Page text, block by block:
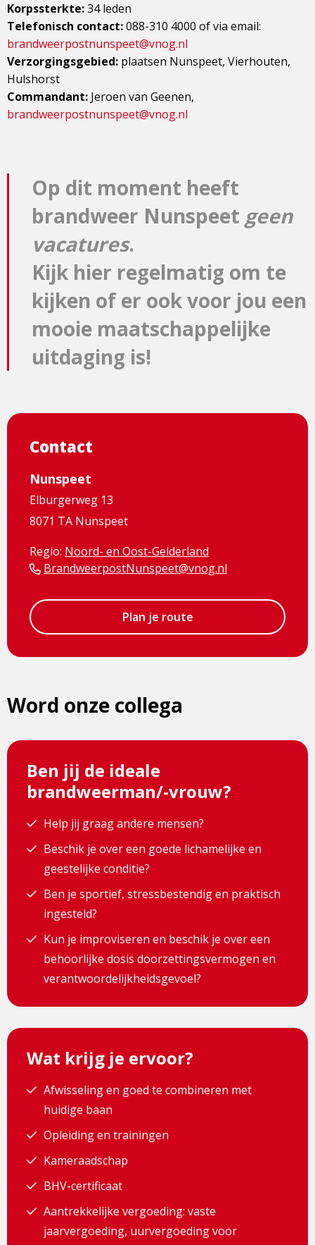
Korpssterkte:34 leden
Telefonisch contact:088-310 4000 of via email:
brandweerpostnunspeet@vnog.nl
Verzorgingsgebied: plaatsen Nunspeet, Vierhouten,
Hulshorst
Commandant: Jeroen van Geenen,
brandweerpostnunspeet@vnog.nl
Op dit moment heeft
brandweer Nunspeet geen
vacatures.
Kijk hier regelmatig om te
kijken of er ook voor jou een
mooie maatschappelijke
uitdaging is!
Contact
Nunspeet
Elburgerweg 13
8071 TA Nunspeet
Regio: Noord- en Oost-Gelderland
BrandweerpostNunspeet@vnog.nl
Plan je route
Word onze collega
Ben jij de ideale
brandweerman/-vrouw?
Help jij graag andere mensen?
Beschik je over een goede lichamelijke en
geestelijke conditie?
Ben je sportief, stressbestendig en praktisch
ingesteld?
Kun je improviseren en beschik je over een
behoorlijke dosis doorzettingsvermogen en
verantwoordelijkheidsgevoel?
Wat krijg je ervoor?
Afwisseling en goed te combineren met
huidige baan
Opleiding en trainingen
Kameraadschap
BHV-certificaat
Aantrekkelijke vergoeding: vaste
jaarvergoeding, uurvergoeding voor